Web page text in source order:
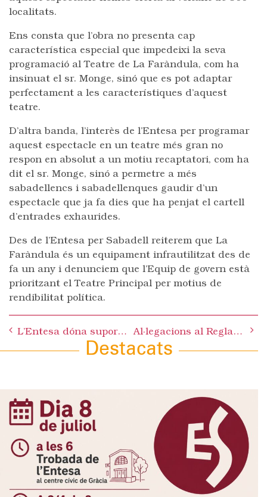
localitats.
Ens consta que l’obra no presenta cap
característica especial que impedeixi la seva
programació al Teatre de La Faràndula, com ha
insinuat el sr. Monge, sinó que es pot adaptar
perfectament a les característiques d’aquest
teatre.
D’altra banda, l’interès de l’Entesa per programar
aquest espectacle en un teatre més gran no
respon en absolut a un motiu recaptatori, com ha
dit el sr. Monge, sinó a permetre a més
sabadellencs i sabadellenques gaudir d’un
espectacle que ja fa dies que ha penjat el cartell
d’entrades exhaurides.
Des de l’Entesa per Sabadell reiterem que La
Faràndula és un equipament infrautilitzat des de
fa un any i denunciem que l’Equip de govern està
prioritzant el Teatre Principal per motius de
rendibilitat política.
navigation
L’Entesa dóna suport al Fórum Social Català a Sabadell Al·legacions al Reglament d’ús dels horts municipals
Destacats